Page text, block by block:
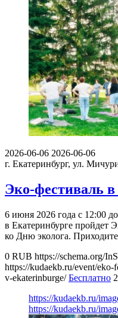
2026-06-06 2026-06-06
г. Екатеринбург, ул.
Эко-фестиваль
6 июня 2026 года с 12:00
в Екатеринбурге пройдет
ко Дню эколога.
0 RUB https://schema.org/
https://kudaekb.ru/event/
v-ekaterinburge/ Бесплатно
https://kudaekb.ru/
https://kudaekb.ru/